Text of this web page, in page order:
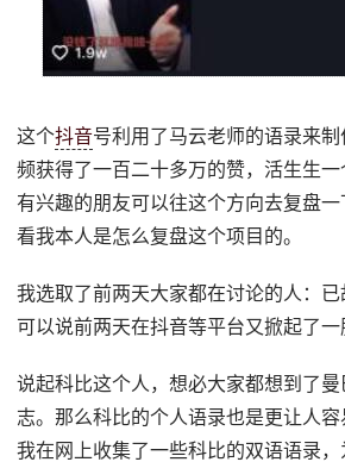
这个抖音号利用了马云老师的语录来
频获得了一百二十多万的赞，活生生一
有兴趣的朋友可以往这个方向去复盘
看我本人是怎么复盘这个项目的。
我选取了前两天大家都在讨论的人：已
可以说前两天在抖音等平台又掀起了一
说起科比这个人，想必大家都想到了
志。那么科比的个人语录也是更让人容
我在网上收集了一些科比的双语语录